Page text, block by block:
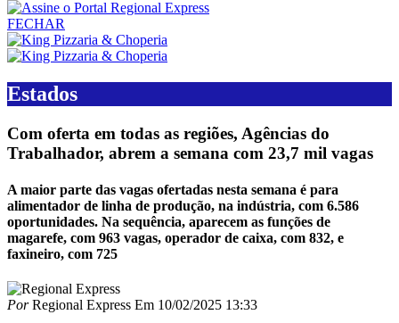
FECHAR
Estados
Com oferta em todas as regiões, Agências do
Trabalhador, abrem a semana com 23,7 mil vagas
A maior parte das vagas ofertadas nesta semana é para
alimentador de linha de produção, na indústria, com 6.586
oportunidades. Na sequência, aparecem as funções de
magarefe, com 963 vagas, operador de caixa, com 832, e
faxineiro, com 725
PorRegional Express Em 10/02/2025 13:33